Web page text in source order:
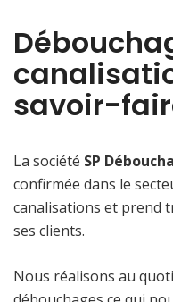
savoir-
La société SP
confirmée dans le
canalisations et prend
ses clients.
Nous réalisons au